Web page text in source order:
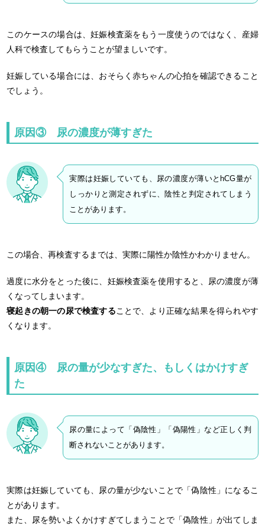
このケースの場合は、妊娠検査薬をもう一度使うのではなく、産婦
人科で検査してもらうことが望ましいです。
妊娠している場合には、おそらく赤ちゃんの心拍を確認できること
でしょう。
原因③ 尿の濃度が薄すぎた
実際は妊娠していても、尿の濃度が薄いとhCG量が
しっかりと測定されずに、陰性と判定されてしまう
ことがあります。
この場合、再検査するまでは、実際に陽性か陰性かわかりません。
過度に水分をとった後に、妊娠検査薬を使用すると、尿の濃度が薄
くなってしまいます。
寝起きの朝一の尿で検査することで、より正確な結果を得られやす
くなります。
原因④ 尿の量が少なすぎた、もしくはかけすぎ
た
尿の量によって「偽陰性」「偽陽性」など正しく判
断されないことがあります。
実際は妊娠していても、尿の量が少ないことで「偽陰性」になるこ
とがあります。
また、尿を勢いよくかけすぎてしまうことで「偽陰性」が出てしま